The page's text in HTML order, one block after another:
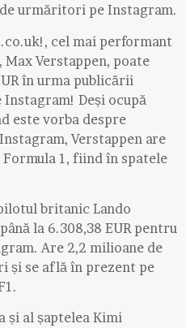
urmăritori pe Instagram.
cel mai performant
Verstappen, poate
în urma publicării
Deși ocupă
este vorba despre
Verstappen are
1, fiind în spatele
britanic Lando
la 6.308,38 EUR pentru
Are 2,2 milioane de
și se află în prezent pe
și al șaptelea Kimi